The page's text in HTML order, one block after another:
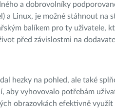
a dobrovolníky
a Linux, je možné stáhnout na
balíkem pro ty uživatele,
před závislostmi na
hezky na pohled, ale také
aby vyhovovalo potřebám
obrazovkách efektivně